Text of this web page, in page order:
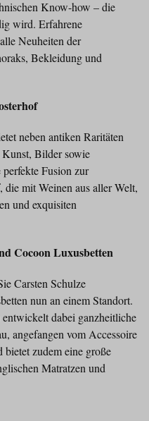
Know-how – die
wird. Erfahrene
Neuheiten der
Bekleidung und
neben antiken Raritäten
Bilder sowie
Fusion zur
mit Weinen aus aller Welt,
und exquisiten
Cocoon Luxusbetten
Carsten Schulze
nun an einem Standort.
dabei ganzheitliche
angefangen vom Accessoire
zudem eine große
Matratzen und